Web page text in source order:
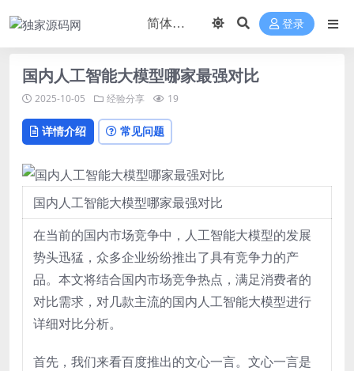
登录
国内人工智能大模型哪家最强对比
2025-10-05 经验分享 19
详情介绍 常见问题
国内人工智能大模型哪家最强对比
在当前的国内市场竞争中，人工智能大模型的发展
势头迅猛，众多企业纷纷推出了具有竞争力的产
品。本文将结合国内市场竞争热点，满足消费者的
对比需求，对几款主流的国内人工智能大模型进行
详细对比分析。
首先，我们来看百度推出的文心一言。文心一言是